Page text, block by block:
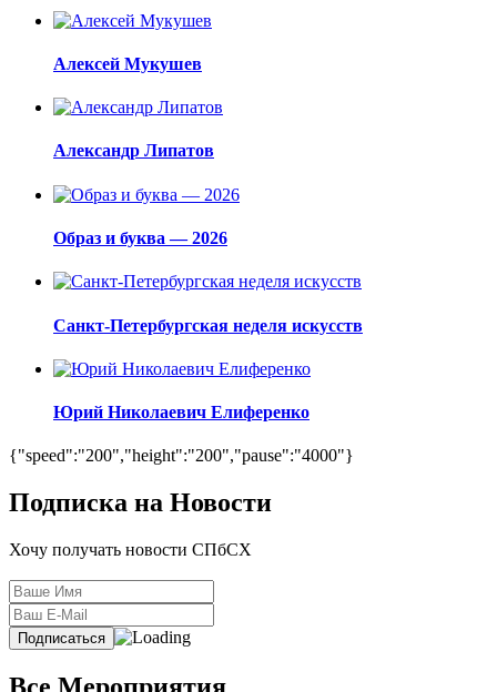
Алексей Мукушев
Александр Липатов
Образ и буква — 2026
Санкт-Петербургская неделя искусств
Юрий Николаевич Елиференко
{"speed":"200","height":"200","pause":"4000"}
Подписка на Новости
Хочу получать новости СПбСХ